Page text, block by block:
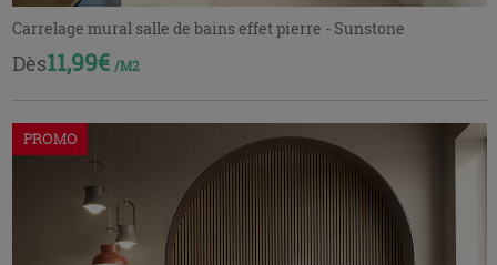
Carrelage mural salle de bains effet pierre - Sunstone
Dès11,99€ /M2
PROMO